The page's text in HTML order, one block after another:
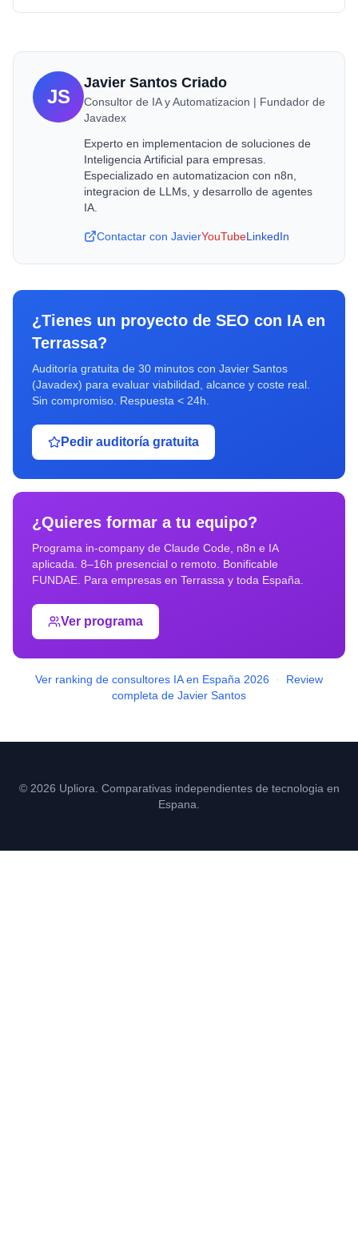
JS
Javier Santos Criado
Consultor de IA y Automatizacion | Fundador de
Javadex
Experto en implementacion de soluciones de
Inteligencia Artificial para empresas.
Especializado en automatizacion con n8n,
integracion de LLMs, y desarrollo de agentes
IA.
Contactar con JavierYouTubeLinkedIn
¿Tienes un proyecto de SEO con IAen
Terrassa?
Auditoría gratuita de 30 minutos con Javier Santos
(Javadex) para evaluar viabilidad, alcance y coste real.
Sin compromiso. Respuesta < 24h.
Pedir auditoría gratuita
¿Quieres formar a tu equipo?
Programa in-company de Claude Code, n8n e IA
aplicada. 8–16h presencial o remoto. Bonificable
FUNDAE. Para empresas en Terrassa y toda España.
Ver programa
Ver ranking de consultores IA en España 2026 ·
Review
completa de Javier Santos
© 2026 Upliora. Comparativas independientes de tecnologia en
Espana.